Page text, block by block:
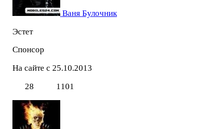
Ваня Булочник
Эстет
Спонсор
На сайте с 25.10.2013
28
1101